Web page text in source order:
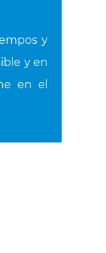
y
y en
en el